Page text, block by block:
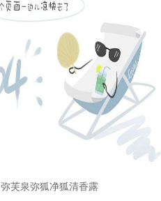
弥芙泉弥狐净狐清香露